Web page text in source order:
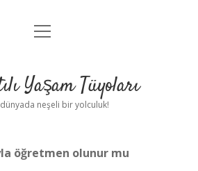
Anasayfa
Yasal Uyarı
menüyü
Yaşam Tüyoları
neşeli bir yolculuk!
öğretmen olunur mu